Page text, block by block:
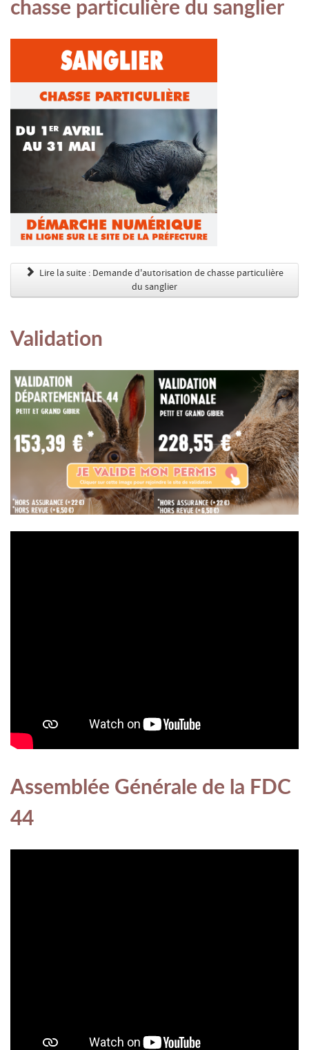
chasse particulière du sanglier
Lire la suite : Demande d'autorisation de chasse particulière
du sanglier
Validation
Assemblée Générale de la FDC
44